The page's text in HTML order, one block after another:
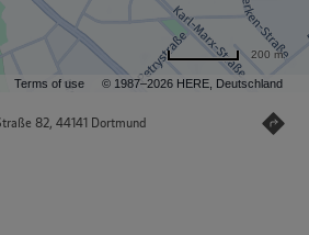
Terms of use © 1987–2026 HERE, Deutschland
200 m
82, 44141 Dortmund